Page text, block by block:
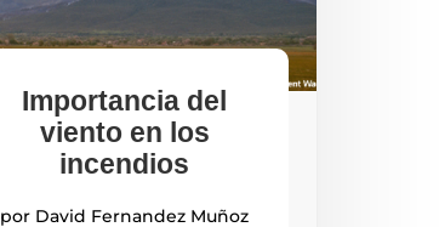
Importancia del
viento en los
incendios
por David Fernandez Muñoz